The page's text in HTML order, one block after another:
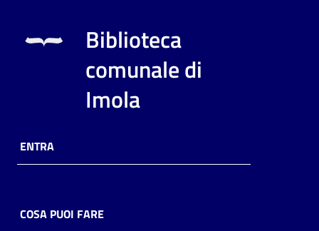
Scopri
online
Biblioteca
comunale di
Imola
ENTRA
COSA PUOI FARE